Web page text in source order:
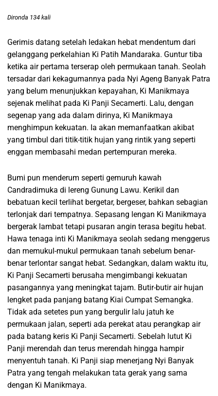
Dironda 134 kali
Gerimis datang setelah ledakan hebat mendentum dari
gelanggang perkelahian Ki Patih Mandaraka. Guntur tiba
ketika air pertama terserap oleh permukaan tanah. Seolah
tersadar dari kekagumannya pada Nyi Ageng Banyak Patra
yang belum menunjukkan kepayahan, Ki Manikmaya
sejenak melihat pada Ki Panji Secamerti. Lalu, dengan
segenap yang ada dalam dirinya, Ki Manikmaya
menghimpun kekuatan. Ia akan memanfaatkan akibat
yang timbul dari titik-titik hujan yang rintik yang seperti
enggan membasahi medan pertempuran mereka.
Bumi pun menderum seperti gemuruh kawah
Candradimuka di lereng Gunung Lawu. Kerikil dan
bebatuan kecil terlihat bergetar, bergeser, bahkan sebagian
terlonjak dari tempatnya. Sepasang lengan Ki Manikmaya
bergerak lambat tetapi pusaran angin terasa begitu hebat.
Hawa tenaga inti Ki Manikmaya seolah sedang menggerus
dan memukul-mukul permukaan tanah sebelum benar-
benar terlontar sangat hebat. Sedangkan, dalam waktu itu,
Ki Panji Secamerti berusaha mengimbangi kekuatan
pasangannya yang meningkat tajam. Butir-butir air hujan
lengket pada panjang batang Kiai Cumpat Semangka.
Tidak ada setetes pun yang bergulir lalu jatuh ke
permukaan jalan, seperti ada perekat atau perangkap air
pada batang keris Ki Panji Secamerti. Sebelah lutut Ki
Panji merendah dan terus merendah hingga hampir
menyentuh tanah. Ki Panji siap menerjang Nyi Banyak
Patra yang tengah melakukan tata gerak yang sama
dengan Ki Manikmaya.